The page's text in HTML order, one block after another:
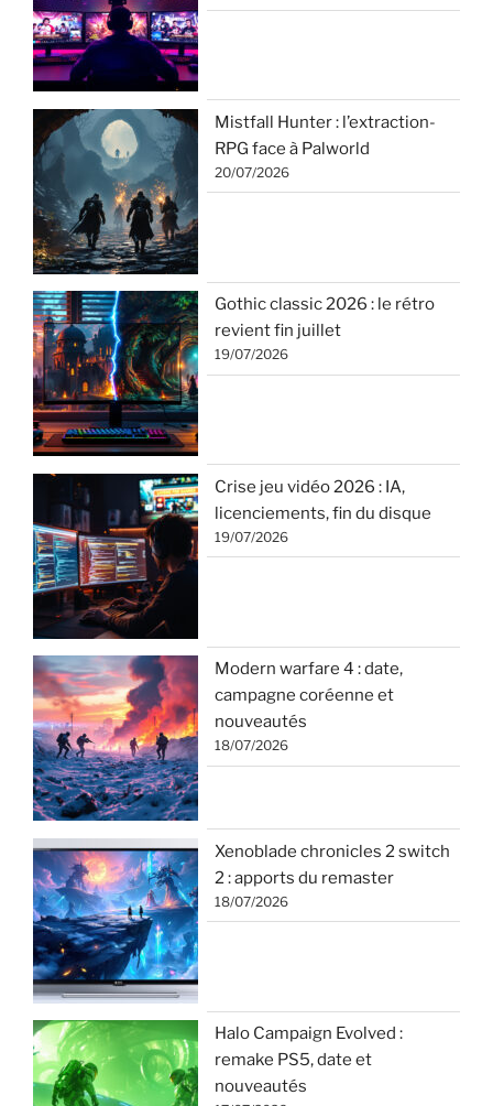
Mistfall Hunter : l’extraction-
RPG face à Palworld
20/07/2026
Gothic classic 2026 : le rétro
revient fin juillet
19/07/2026
Crise jeu vidéo 2026 : IA,
licenciements, fin du disque
19/07/2026
Modern warfare 4 : date,
campagne coréenne et
nouveautés
18/07/2026
Xenoblade chronicles 2 switch
2 : apports du remaster
18/07/2026
Halo Campaign Evolved :
remake PS5, date et
nouveautés